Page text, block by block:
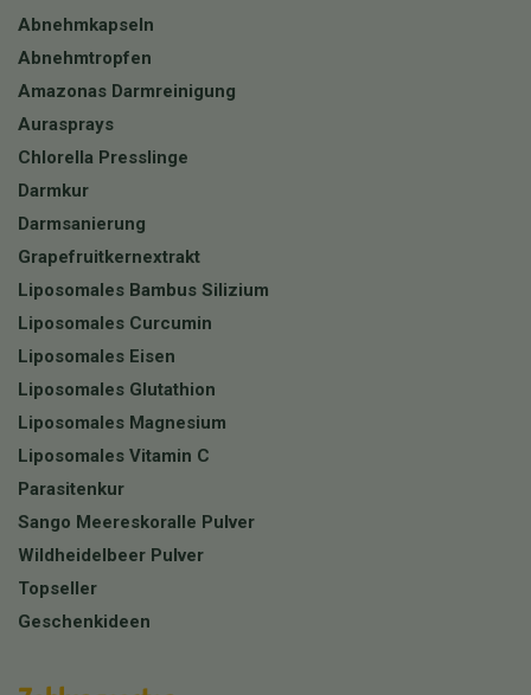
Abnehmkapseln
Abnehmtropfen
Amazonas Darmreinigung
Aurasprays
Chlorella Presslinge
Darmkur
Darmsanierung
Grapefruitkernextrakt
Liposomales Bambus Silizium
Liposomales Curcumin
Liposomales Eisen
Liposomales Glutathion
Liposomales Magnesium
Liposomales Vitamin C
Parasitenkur
Sango Meereskoralle Pulver
Wildheidelbeer Pulver
Topseller
Geschenkideen